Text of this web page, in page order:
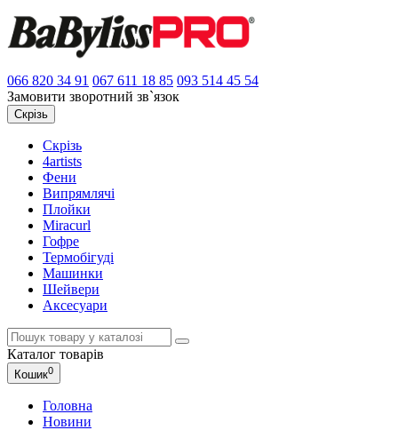
066 820 34 91 067 611 18 85 093 514 45 54
Замовити зворотний зв`язок
Скрізь
Скрізь
4artists
Фени
Випрямлячі
Плойки
Miracurl
Гофре
Термобігуді
Машинки
Шейвери
Аксесуари
Каталог товарів
Кошик0
Головна
Новини